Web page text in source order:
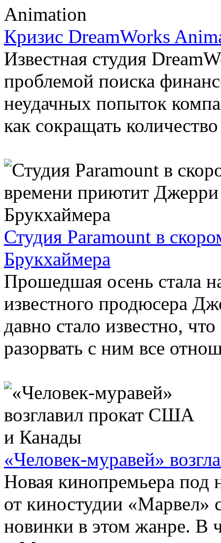
Кризис DreamWorks
Известная студия
проблемой поиска
неудачных попыток
как сокращать
Студия Paramount в
Брукхаймера
Прошедшая осень стала
известного продюсера
давно стало известно,
разорвать с ним все
«Человек-муравей»
Новая кинопремьера под
от киностудии «Марвел»
новинки в этом жанре. В